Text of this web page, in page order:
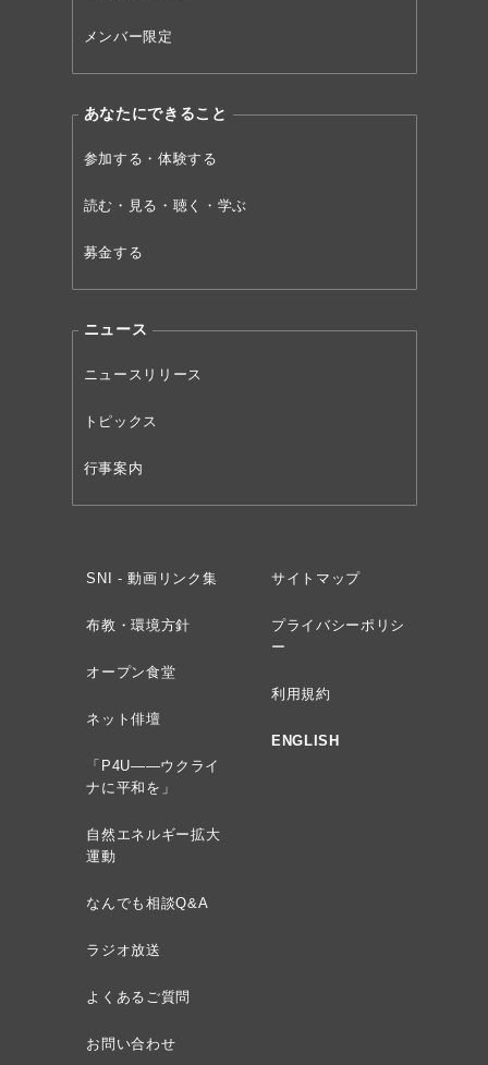
メンバー限定
あなたにできること
参加する・体験する
読む・見る・聴く・学ぶ
募金する
ニュース
ニュースリリース
トピックス
行事案内
SNI - 動画リンク集
布教・環境方針
オープン食堂
ネット俳壇
「P4U——ウクライ
ナに平和を」
自然エネルギー拡大
運動
なんでも相談Q&A
ラジオ放送
よくあるご質問
お問い合わせ
サイトマップ
プライバシーポリシ
ー
利用規約
ENGLISH